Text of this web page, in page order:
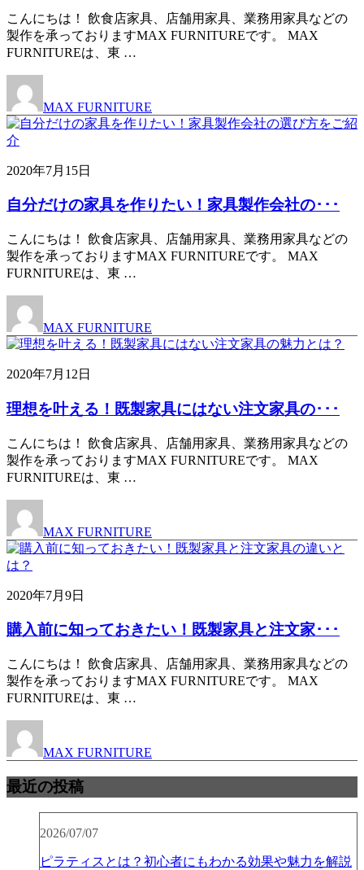
こんにちは！ 飲食店家具、店舗用家具、業務用家具などの
製作を承っておりますMAX FURNITUREです。 MAX
FURNITUREは、東 …
MAX FURNITURE
2020年7月15日
自分だけの家具を作りたい！家具製作会社の･･･
こんにちは！ 飲食店家具、店舗用家具、業務用家具などの
製作を承っておりますMAX FURNITUREです。 MAX
FURNITUREは、東 …
MAX FURNITURE
2020年7月12日
理想を叶える！既製家具にはない注文家具の･･･
こんにちは！ 飲食店家具、店舗用家具、業務用家具などの
製作を承っておりますMAX FURNITUREです。 MAX
FURNITUREは、東 …
MAX FURNITURE
2020年7月9日
購入前に知っておきたい！既製家具と注文家･･･
こんにちは！ 飲食店家具、店舗用家具、業務用家具などの
製作を承っておりますMAX FURNITUREです。 MAX
FURNITUREは、東 …
MAX FURNITURE
最近の投稿
2026/07/07
ピラティスとは？初心者にもわかる効果や魅力を解説